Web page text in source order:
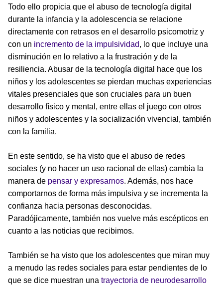
Todo ello propicia que el abuso de tecnología digital
durante la infancia y la adolescencia se relacione
directamente con retrasos en el desarrollo psicomotriz y
con un incremento de la impulsividad, lo que incluye una
disminución en lo relativo a la frustración y de la
resiliencia. Abusar de la tecnología digital hace que los
niños y los adolescentes se pierdan muchas experiencias
vitales presenciales que son cruciales para un buen
desarrollo físico y mental, entre ellas el juego con otros
niños y adolescentes y la socialización vivencial, también
con la familia.
En este sentido, se ha visto que el abuso de redes
sociales (y no hacer un uso racional de ellas) cambia la
manera de pensar y expresarnos. Además, nos hace
comportarnos de forma más impulsiva y se incrementa la
confianza hacia personas desconocidas.
Paradójicamente, también nos vuelve más escépticos en
cuanto a las noticias que recibimos.
También se ha visto que los adolescentes que miran muy
a menudo las redes sociales para estar pendientes de lo
que se dice muestran una trayectoria de neurodesarrollo